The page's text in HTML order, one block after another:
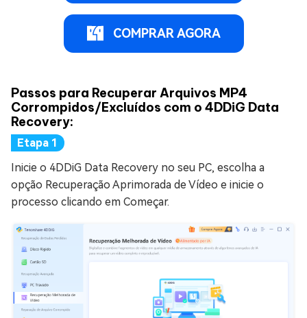
COMPRAR AGORA
Passos para Recuperar Arquivos MP4
Corrompidos/Excluídos com o 4DDiG Data
Recovery:
Inicie o 4DDiG Data Recovery no seu PC, escolha a
opção Recuperação Aprimorada de Vídeo e inicie o
processo clicando em Começar.